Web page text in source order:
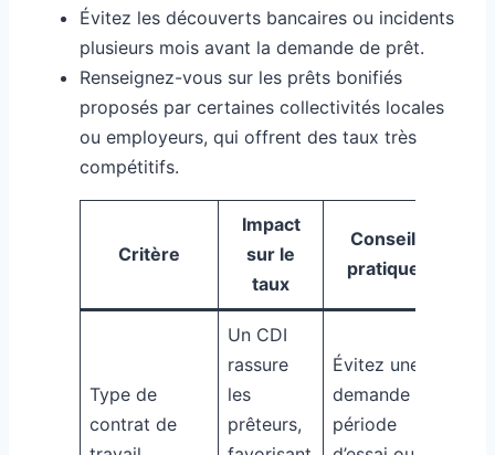
Évitez les découverts bancaires ou incidents
plusieurs mois avant la demande de prêt.
Renseignez-vous sur les prêts bonifiés
proposés par certaines collectivités locales
ou employeurs, qui offrent des taux très
compétitifs.
Critère
Impact
sur le
taux
Conseils
pratiques
Type de
contrat de
Un CDI
rassure
les
prêteurs,
Évitez une
demande en
période